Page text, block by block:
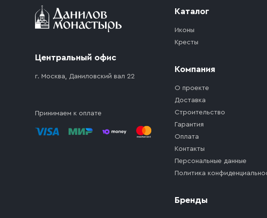
Центральный офис
г. Москва, Даниловский вал 22
Принимаем к оплате
Каталог
Иконы
Кресты
Компания
О проекте
Доставка
Строительство
Гарантия
Оплата
Контакты
Персональные данные
Политика
Бренды